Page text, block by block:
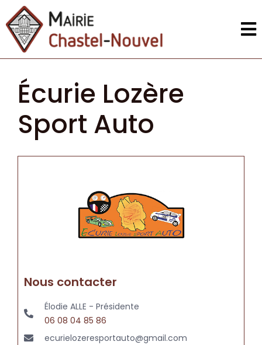
Écurie Lozère
Sport Auto
Nous contacter
Élodie ALLE - Présidente
06 08 04 85 86
ecurielozeresportauto@gmail.com